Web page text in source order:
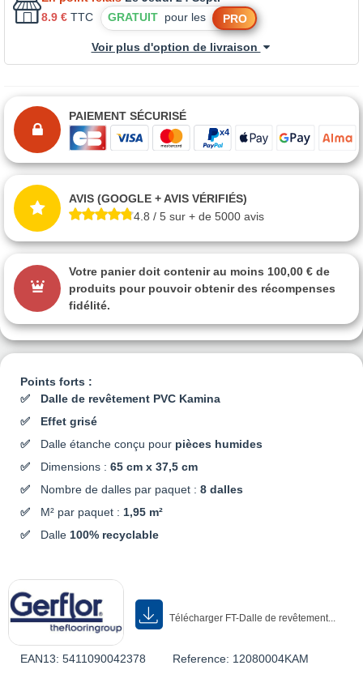
Points forts :
Dalle de revêtement PVC Kamina
Effet grisé
Dalle étanche conçu pour pièces humides
Dimensions : 65 cm x 37,5 cm
Nombre de dalles par paquet : 8 dalles
M² par paquet : 1,95 m²
Dalle 100% recyclable
Télécharger FT-Dalle de revêtement...
EAN13: 5411090042378 Reference: 12080004KAM
8.9 € TTC GRATUIT pour les PRO
Voir plus d'option de livraison
PAIEMENT SÉCURISÉ
AVIS (GOOGLE + AVIS VÉRIFIÉS)
4.8 / 5 sur + de 5000 avis
Votre panier doit contenir au moins 100,00 € de
produits pour pouvoir obtenir des récompenses
fidélité.